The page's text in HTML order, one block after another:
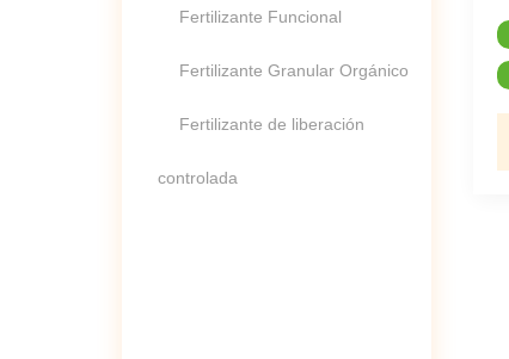
Fertilizante Funcional
Fertilizante Granular Orgánico
Fertilizante de liberación
controlada